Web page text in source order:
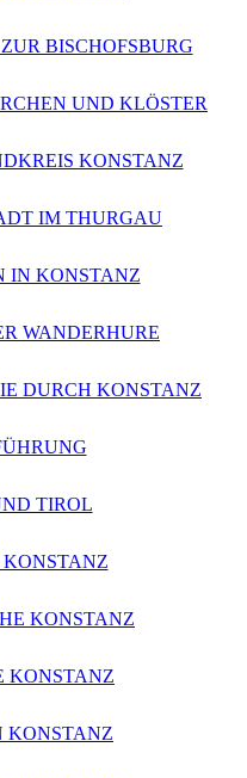
BISCHOFSBURG
UND KLÖSTER
KONSTANZ
IM THURGAU
IN KONSTANZ
WANDERHURE
DURCH KONSTANZ
TIROL
KONSTANZ
KONSTANZ
KONSTANZ
KONSTANZ